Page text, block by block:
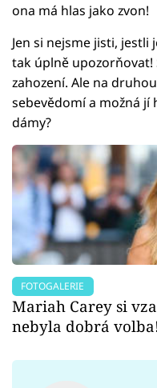
ona má hlas jako zvon!
Jen si nejsme jisti,
tak úplně
zahození. Ale na
sebevědomí a možná jí
dámy?
FOTOGALERIE
Mariah Carey si
nebyla dobrá